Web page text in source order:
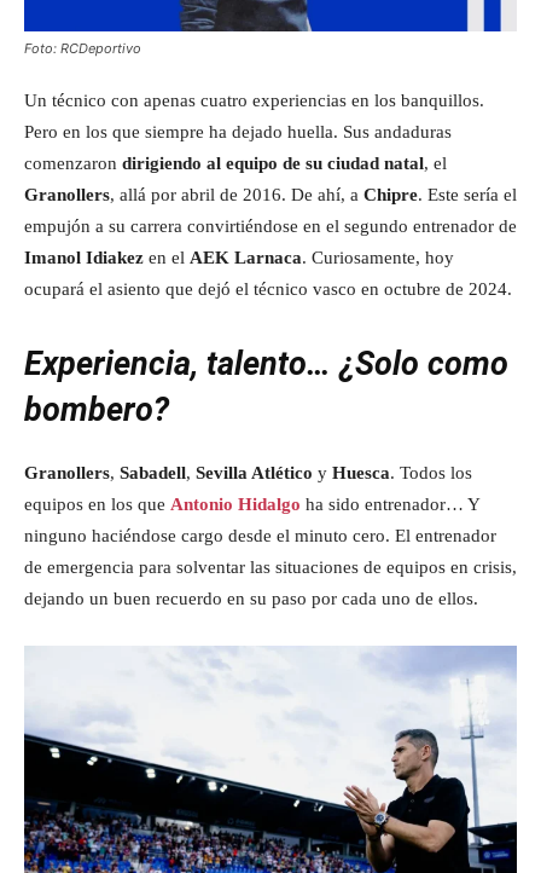
Foto: RCDeportivo
Un técnico con apenas cuatro experiencias en los banquillos.
Pero en los que siempre ha dejado huella. Sus andaduras
comenzaron dirigiendo al equipo de su ciudad natal, el
Granollers, allá por abril de 2016. De ahí, a Chipre. Este sería el
empujón a su carrera convirtiéndose en el segundo entrenador de
Imanol Idiakez en el AEK Larnaca. Curiosamente, hoy
ocupará el asiento que dejó el técnico vasco en octubre de 2024.
Experiencia, talento… ¿Solo como
bombero?
Granollers, Sabadell, Sevilla Atlético y Huesca. Todos los
equipos en los que Antonio Hidalgo ha sido entrenador… Y
ninguno haciéndose cargo desde el minuto cero. El entrenador
de emergencia para solventar las situaciones de equipos en crisis,
dejando un buen recuerdo en su paso por cada uno de ellos.